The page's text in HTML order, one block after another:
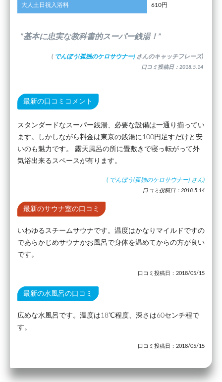
大人土日祝入浴料 610円
”基本に忠実な教科書的スーパー銭湯！”
( でんぼう(孤独のケロサウナー) さんのキャッチフレーズ)
口コミ投稿日：2018.5.14
最新の口コミコメント
スタンダードなスーパー銭湯、必要な設備は一通り揃ってい
ます。しかしながら料金は東京の銭湯に100円足すだけと安
いのも魅力です。 露天風呂の所に畳敷きで寝っ転がって外
気浴出来るスペースが有ります。
( でんぼう(孤独のケロサウナー) さん)
口コミ投稿日：2018.5.14
最新のサウナ室の口コミ
いわゆるスチームサウナです。温度はかなりマイルドですの
であらかじめサウナかお風呂で身体を温めてからの方が良い
です。
口コミ投稿日：2018/05/15
最新の水風呂の口コミ
広めな水風呂です。温度は18℃程度、深さは60センチ程で
す。
口コミ投稿日：2018/05/15